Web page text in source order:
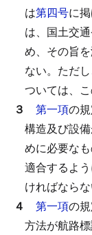
は第四号に
は、国土交
め、その旨
ない。 ただ
ついては、こ
３ 第一項の
構造及び設
めに必要な
適合するよ
ければならな
４ 第一項の
方法が航路